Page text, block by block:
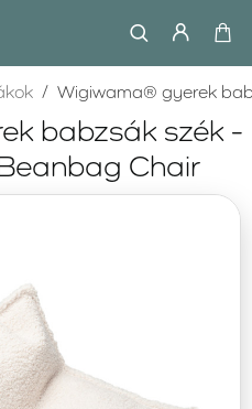
babzsák szék -
Chair
Wigiwama® gyerek